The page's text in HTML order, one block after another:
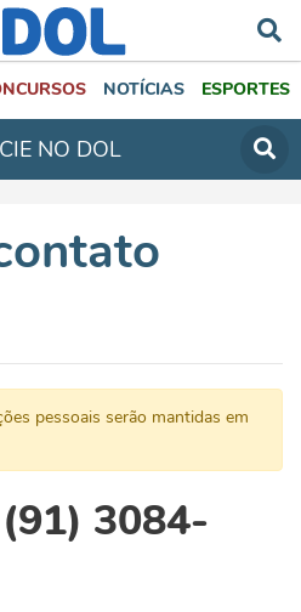
NOTÍCIAS ESPORTES
NO DOL
pessoais serão mantidas em
3084-